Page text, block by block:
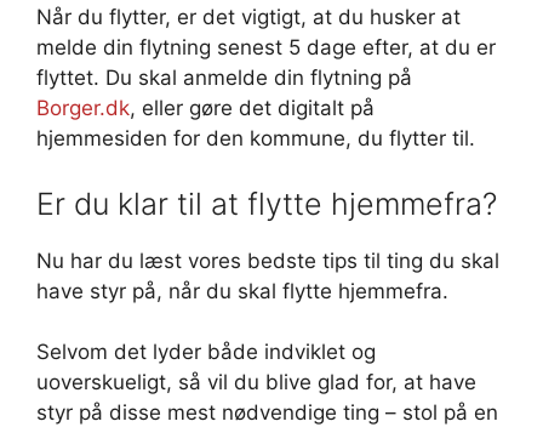
Når du flytter, er det vigtigt, at du husker at
melde din flytning senest 5 dage efter, at du er
flyttet. Du skal anmelde din flytning på
Borger.dk, eller gøre det digitalt på
hjemmesiden for den kommune, du flytter til.
Er du klar til at flytte hjemmefra?
Nu har du læst vores bedste tips til ting du skal
have styr på, når du skal flytte hjemmefra.
Selvom det lyder både indviklet og
uoverskueligt, så vil du blive glad for, at have
styr på disse mest nødvendige ting – stol på en